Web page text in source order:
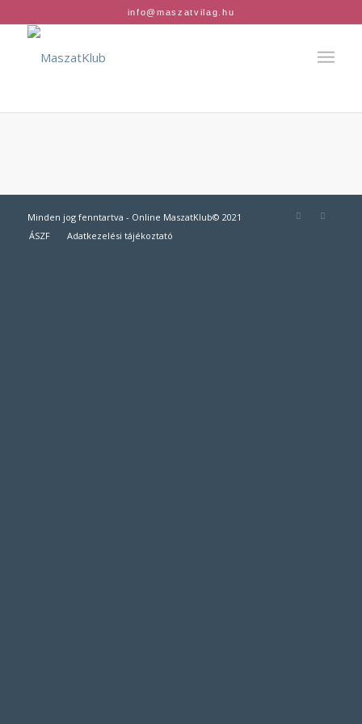
info@maszatvilag.hu
Minden jog fenntartva - Online MaszatKlub© 2021
ÁSZF
Adatkezelési tájékoztató